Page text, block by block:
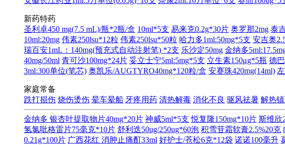
新药特药
圣利卓450 mg(7.5 mL)/瓶*2瓶/盒 10ml*5支 易来克0.2g*30片 奥罗那2mg 泰
10ml:20mg 伟素250lsu*12粒 伟素250lsu*50粒 哈力多1ml:50mg*5支 安吉奥
瑞百安1mL：140mg(预充式自动注射笔) *2支 乐沙定50mg 金纳多
40mg/50ml 青可沙100mg*24片 妥立士宁5ml:5mg*5支 立生素150μg*5瓶 德
3ml:300单位(笔芯) 奥凯乐/AUGTYRO40mg*120粒/盒 安赛珠420mg(14ml)
家庭常备
跌打损伤 烧伤烫伤 晕车晕船 牙疼用药 清热解毒 消化不良 驱风祛暑 解热
金纳多 银杏叶提取物片40mg*20片 神威5ml*5支 悦复隆150mg*10片 斯维欣
氢氯吡格雷片75毫克*10片 舒利迭50ug/250ug*60泡 积雪苷霜软膏2.5%20克
0.21g*100片 广西花红 消肿止痛酊33ml 好护士/苍松6克*12袋 诺诺100毫升